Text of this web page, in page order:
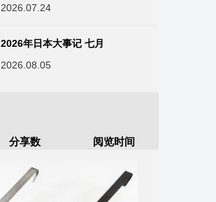
2026.07.24
2026年日本大事记 七月
2026.08.05
分享数 阅览时间